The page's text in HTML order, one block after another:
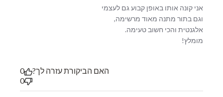
מומלץ!
האם הביקורת עזרה לך?
0
0